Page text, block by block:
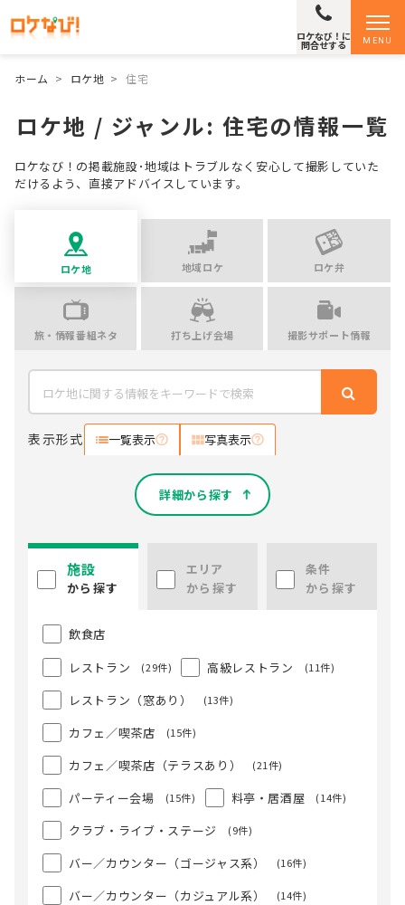
MENU
ロケなび！に
問合せする
ホーム > ロケ地 > 住宅
ロケ地 / ジャンル: 住宅の情報一覧
ロケなび！の掲載施設･地域はトラブルなく安心して撮影していた
だけるよう、直接アドバイスしています。
ロケ地 地域ロケ ロケ弁
旅・情報番組ネタ 打ち上げ会場 撮影サポート情報
表示形式 一覧表示 写真表示
詳細から探す
施設
から探す
エリア
から探す
条件
から探す
飲食店
レストラン
(29件) 高級レストラン (11件)
レストラン（窓あり） (13件)
カフェ／喫茶店 (15件)
カフェ／喫茶店（テラスあり） (21件)
パーティー会場 (15件) 料亭・居酒屋 (14件)
クラブ・ライブ・ステージ (9件)
バー／カウンター（ゴージャス系） (16件)
バー／カウンター（カジュアル系） (14件)